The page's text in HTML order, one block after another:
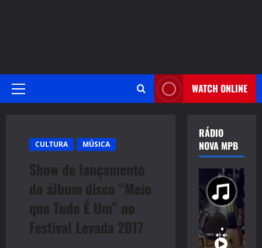
Primary
WATCH ONLINE
CULTURA MÚSICA
Show de lançamento
do álbum disco “Meio
que Tudo É Um” no
Festival Levada 2017
RÁDIO
NOVA MPB